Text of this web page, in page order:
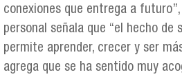
conexiones que entrega a
personal señala que “el hecho de
permite aprender, crecer y ser
agrega que se ha sentido muy